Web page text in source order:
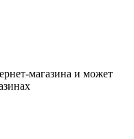
магазина и может